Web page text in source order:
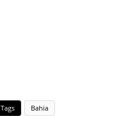
Tags Bahia